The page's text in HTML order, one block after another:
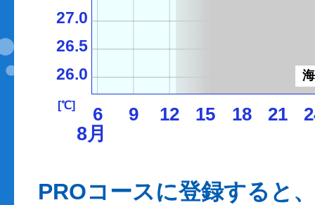
6 9 12 15 18 21
26.0
26.5
27.0
[℃]
8月
PROコースに登録すると